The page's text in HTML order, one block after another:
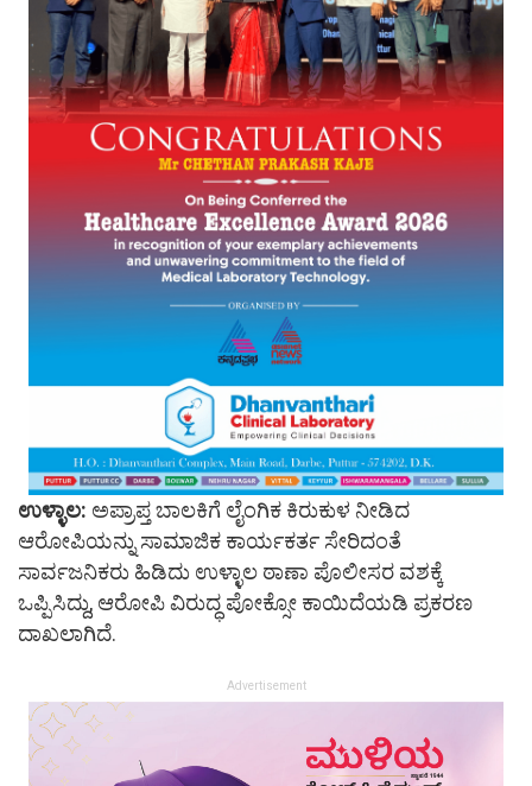
ಉಳ್ಳಾಲ: ಅಪ್ರಾಪ್ತ ಬಾಲಕಿಗೆ ಲೈಂಗಿಕ ಕಿರುಕುಳ ನೀಡಿದ
ಆರೋಪಿಯನ್ನು ಸಾಮಾಜಿಕ ಕಾರ್ಯಕರ್ತ ಸೇರಿದಂತೆ
ಸಾರ್ವಜನಿಕರು ಹಿಡಿದು ಉಳ್ಳಾಲ ಠಾಣಾ ಪೊಲೀಸರ ವಶಕ್ಕೆ
ಒಪ್ಪಿಸಿದ್ದು, ಆರೋಪಿ ವಿರುದ್ಧ ಪೋಕ್ಸೋ ಕಾಯಿದೆಯಡಿ ಪ್ರಕರಣ
ದಾಖಲಾಗಿದೆ.
Advertisement